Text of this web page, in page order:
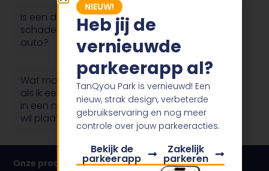
Is een dongel niet
schadelijk voor mijn
auto?
Wat moet ik doen
als ik een de dongel
in een nieuwe auto
wil plaatsen?
Onze producten
NIEUW!
Heb jij de
vernieuwde
parkeerapp al?
TanQyou Park is vernieuwd! Een
nieuw, strak design, verbeterde
gebruikservaring en nog meer
controle over jouw parkeeracties.
Bekijk de
parkeerapp
Zakelijk
parkeren